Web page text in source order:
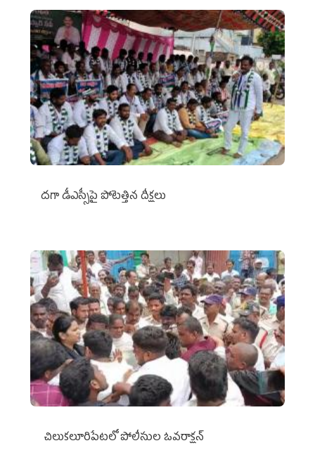
దగా డీఎస్సీపై పోటెత్తిన దీక్షలు
చిలుక‌లూరిపేట‌లో పోలీసుల ఓవ‌రాక్ష‌న్‌